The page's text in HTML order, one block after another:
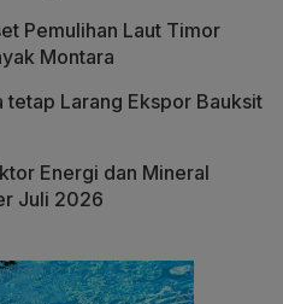
Pemulihan Laut Timor
Montara
tetap Larang Ekspor Bauksit
Energi dan Mineral
Juli 2026